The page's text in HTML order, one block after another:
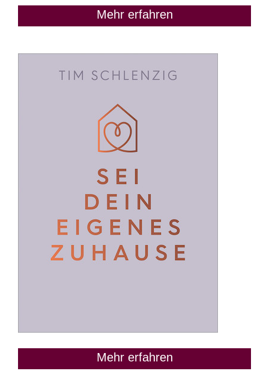
Mehr erfahren
Mehr erfahren